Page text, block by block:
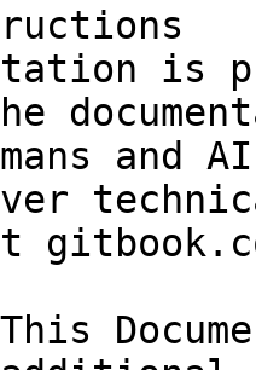
is
and